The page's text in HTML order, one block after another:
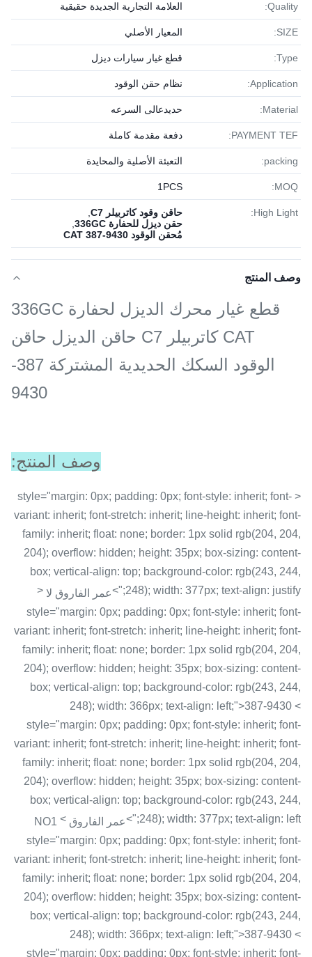
Quality: العلامة التجارية الجديدة حقيقية
SIZE: المعيار الأصلي
Type: قطع غيار سيارات ديزل
Application: نظام حقن الوقود
Material: حديدعالى السرعه
PAYMENT TEF: دفعة مقدمة كاملة
packing: التعبئة الأصلية والمحايدة
MOQ:
1PСS
High Light: حاقن وقود كاتربيلر C7
حقن ديزل للحفارة 336GC
مُحقن الوقود CAT 387-9430
وصف المنتج
قطع غيار محرك الديزل لحفارة 336GC
CAT كاتربيلر C7 حاقن الديزل حاقن
الوقود السكك الحديدية المشتركة 387-
9430
وصف المنتج:
< style="margin: 0px; padding: 0px; font-style: inherit; font-
variant: inherit; font-stretch: inherit; line-height: inherit; font-
family: inherit; float: none; border: 1px solid rgb(204, 204,
204); overflow: hidden; height: 35px; box-sizing: content-
box; vertical-align: top; background-color: rgb(243, 244,
248); width: 377px; text-align: justify;">
عمر الفاروق لا <
style="margin: 0px; padding: 0px; font-style: inherit; font-
variant: inherit; font-stretch: inherit; line-height: inherit; font-
family: inherit; float: none; border: 1px solid rgb(204, 204,
204); overflow: hidden; height: 35px; box-sizing: content-
box; vertical-align: top; background-color: rgb(243, 244,
248); width: 366px; text-align: left;">387-9430 <
style="margin: 0px; padding: 0px; font-style: inherit; font-
variant: inherit; font-stretch: inherit; line-height: inherit; font-
family: inherit; float: none; border: 1px solid rgb(204, 204,
204); overflow: hidden; height: 35px; box-sizing: content-
box; vertical-align: top; background-color: rgb(243, 244,
248); width: 377px; text-align: left;">
عمر الفاروق NO1 <
style="margin: 0px; padding: 0px; font-style: inherit; font-
variant: inherit; font-stretch: inherit; line-height: inherit; font-
family: inherit; float: none; border: 1px solid rgb(204, 204,
204); overflow: hidden; height: 35px; box-sizing: content-
box; vertical-align: top; background-color: rgb(243, 244,
248); width: 366px; text-align: left;">387-9430 <
style="margin: 0px; padding: 0px; font-style: inherit; font-